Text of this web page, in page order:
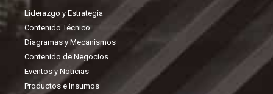
Liderazgo y Estrategia
Contenido Técnico
Diagramas y Mecanismos
Contenido de Negocios
Eventos y Noticias
Productos e Insumos